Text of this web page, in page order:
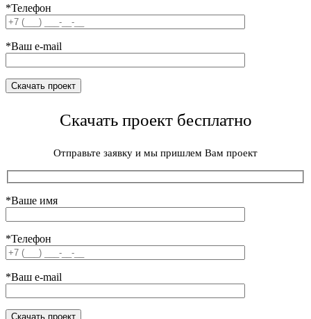
*Телефон
*Ваш e-mail
Скачать проект бесплатно
Отправьте заявку и мы пришлем Вам проект
*Ваше имя
*Телефон
*Ваш e-mail